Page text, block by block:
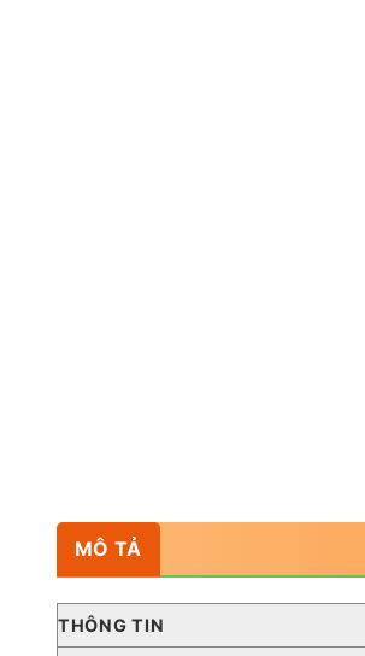
MÔ TẢ
THÔNG TIN